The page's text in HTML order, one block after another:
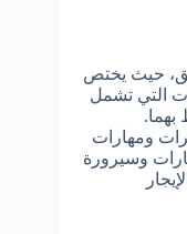
حيث يختص
التي تشمل
بهما.
ومهارات
وسيرورة